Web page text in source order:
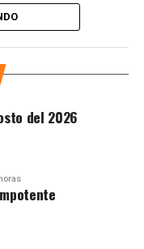
han permitido que
en temas
comenzó en la
del 2026